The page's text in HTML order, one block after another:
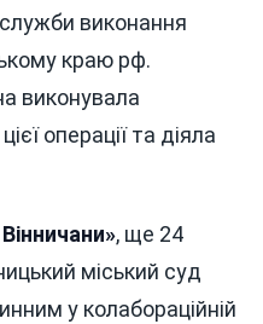
виконання
краю рф.
виконувала
операції та діяла
, ще 24
міський суд
у колабораційній